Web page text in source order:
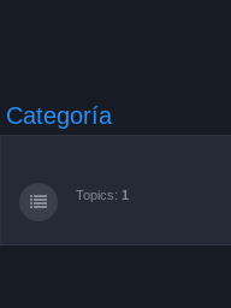
Categoría
Topics: 1